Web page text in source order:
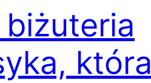
biżuteria
która